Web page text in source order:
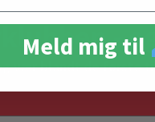
-
vær blandt de første
Meld mig til